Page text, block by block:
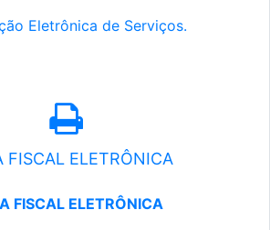
Eletrônica de Serviços.
FISCAL ELETRÔNICA
FISCAL ELETRÔNICA